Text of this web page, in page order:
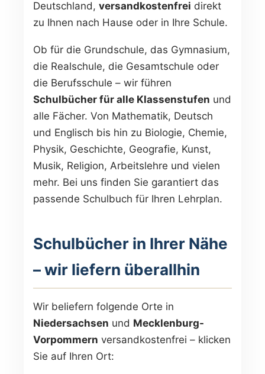
Deutschland, versandkostenfrei direkt
zu Ihnen nach Hause oder in Ihre Schule.
Ob für die Grundschule, das Gymnasium,
die Realschule, die Gesamtschule oder
die Berufsschule – wir führen
Schulbücher für alle Klassenstufen und
alle Fächer. Von Mathematik, Deutsch
und Englisch bis hin zu Biologie, Chemie,
Physik, Geschichte, Geografie, Kunst,
Musik, Religion, Arbeitslehre und vielen
mehr. Bei uns finden Sie garantiert das
passende Schulbuch für Ihren Lehrplan.
Schulbücher in Ihrer Nähe
– wir liefern überallhin
Wir beliefern folgende Orte in
Niedersachsen und Mecklenburg-
Vorpommern versandkostenfrei – klicken
Sie auf Ihren Ort: